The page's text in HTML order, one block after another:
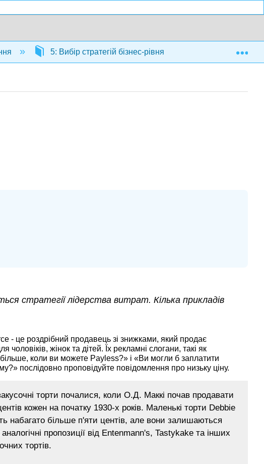
5: Вибір стратегій бізнес-рівня 5.3: Лідерство
стратегії лідерства витрат. Кілька прикладів
- це роздрібний продавець зі знижками, який продає
чоловіків, жінок та дітей. Їх рекламні слогани, такі як
коли ви можете Payless?» і «Ви могли б заплатити
послідовно проповідуйте повідомлення про низьку ціну.
торти почалися, коли О.Д. Маккі почав продавати
кожен на початку 1930-х років. Маленькі торти Debbie
набагато більше п'яти центів, але вони залишаються
пропозиції від Entenmann's, Tastykake та інших
тортів.